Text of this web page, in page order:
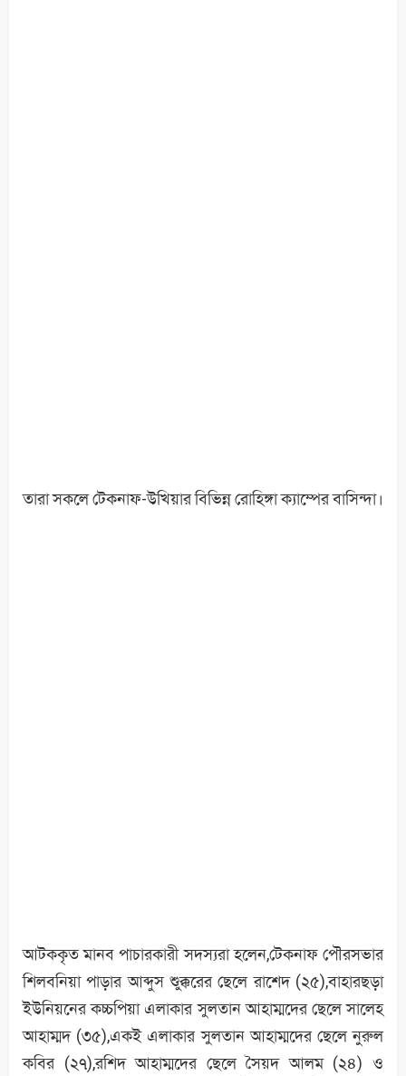
তারা সকলে টেকনাফ-উখিয়ার বিভিন্ন রোহিঙ্গা ক্যাম্পের বাসিন্দা।
আটককৃত মানব পাচারকারী সদস্যরা হলেন,টেকনাফ পৌরসভার
শিলবনিয়া পাড়ার আব্দুস শুক্কুরের ছেলে রাশেদ (২৫),বাহারছড়া
ইউনিয়নের কচ্চপিয়া এলাকার সুলতান আহাম্মদের ছেলে সালেহ
আহাম্মদ (৩৫),একই এলাকার সুলতান আহাম্মদের ছেলে নুরুল
কবির (২৭),রশিদ আহাম্মদের ছেলে সৈয়দ আলম (২৪) ও